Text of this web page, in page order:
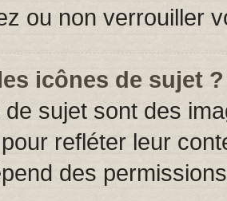
ou non verrouiller
icônes de sujet ?
de sujet sont des
refléter leur
des